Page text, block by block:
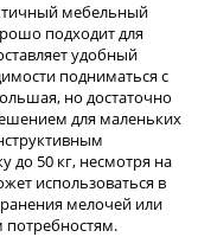
мебельный
подходит для
удобный
подниматься с
но достаточно
для маленьких
до 50 кг, несмотря на
использоваться в
мелочей или